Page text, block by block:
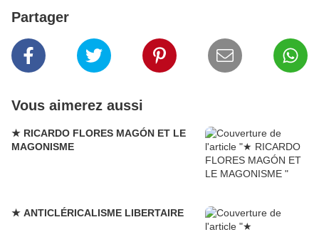
Partager
Vous aimerez aussi
★ RICARDO FLORES MAGÓN ET LE
MAGONISME
★ ANTICLÉRICALISME LIBERTAIRE